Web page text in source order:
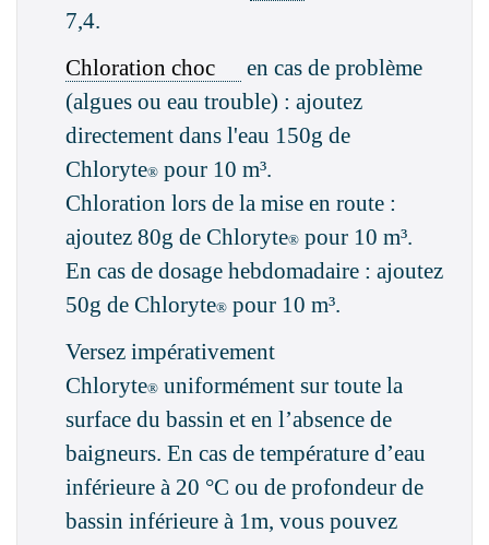
7,4.
Chloration choc
en cas de problème
(algues ou eau trouble) : ajoutez
directement dans l'eau 150g de
Chloryte® pour 10 m³.
Chloration lors de la mise en route :
ajoutez 80g de Chloryte® pour 10 m³.
En cas de dosage hebdomadaire : ajoutez
50g de Chloryte® pour 10 m³.
Versez impérativement
Chloryte® uniformément sur toute la
surface du bassin et en l’absence de
baigneurs. En cas de température d’eau
inférieure à 20 °C ou de profondeur de
bassin inférieure à 1m, vous pouvez